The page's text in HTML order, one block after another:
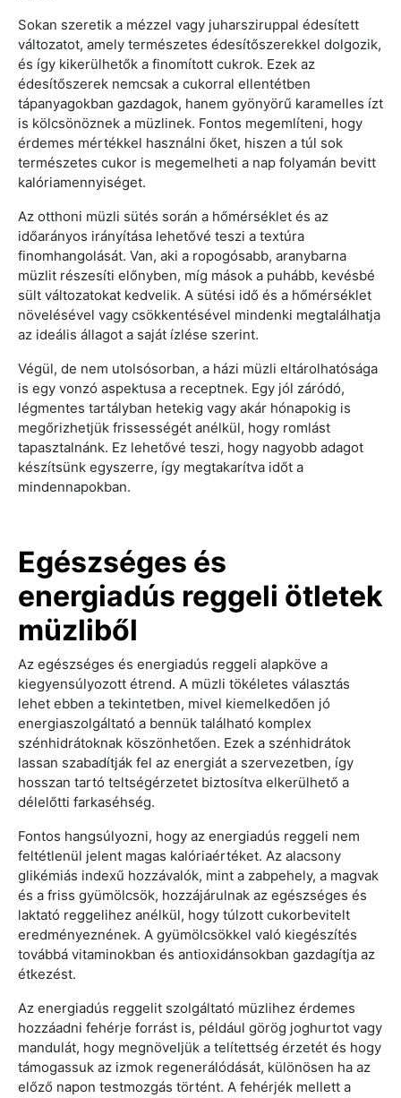
Sokan szeretik a mézzel vagy juharsziruppal édesített
változatot, amely természetes édesítőszerekkel dolgozik,
és így kikerülhetők a finomított cukrok. Ezek az
édesítőszerek nemcsak a cukorral ellentétben
tápanyagokban gazdagok, hanem gyönyörű karamelles ízt
is kölcsönöznek a müzlinek. Fontos megemlíteni, hogy
érdemes mértékkel használni őket, hiszen a túl sok
természetes cukor is megemelheti a nap folyamán bevitt
kalóriamennyiséget.
Az otthoni müzli sütés során a hőmérséklet és az
időarányos irányítása lehetővé teszi a textúra
finomhangolását. Van, aki a ropogósabb, aranybarna
müzlit részesíti előnyben, míg mások a puhább, kevésbé
sült változatokat kedvelik. A sütési idő és a hőmérséklet
növelésével vagy csökkentésével mindenki megtalálhatja
az ideális állagot a saját ízlése szerint.
Végül, de nem utolsósorban, a házi müzli eltárolhatósága
is egy vonzó aspektusa a receptnek. Egy jól záródó,
légmentes tartályban hetekig vagy akár hónapokig is
megőrizhetjük frissességét anélkül, hogy romlást
tapasztalnánk. Ez lehetővé teszi, hogy nagyobb adagot
készítsünk egyszerre, így megtakarítva időt a
mindennapokban.
Egészséges és
energiadús reggeli ötletek
müzliből
Az egészséges és energiadús reggeli alapköve a
kiegyensúlyozott étrend. A müzli tökéletes választás
lehet ebben a tekintetben, mivel kiemelkedően jó
energiaszolgáltató a bennük található komplex
szénhidrátoknak köszönhetően. Ezek a szénhidrátok
lassan szabadítják fel az energiát a szervezetben, így
hosszan tartó teltségérzetet biztosítva elkerülhető a
délelőtti farkaséhség.
Fontos hangsúlyozni, hogy az energiadús reggeli nem
feltétlenül jelent magas kalóriaértéket. Az alacsony
glikémiás indexű hozzávalók, mint a zabpehely, a magvak
és a friss gyümölcsök, hozzájárulnak az egészséges és
laktató reggelihez anélkül, hogy túlzott cukorbevitelt
eredményeznének. A gyümölcsökkel való kiegészítés
továbbá vitaminokban és antioxidánsokban gazdagítja az
étkezést.
Az energiadús reggelit szolgáltató müzlihez érdemes
hozzáadni fehérje forrást is, például görög joghurtot vagy
mandulát, hogy megnöveljük a telítettség érzetét és hogy
támogassuk az izmok regenerálódását, különösen ha az
előző napon testmozgás történt. A fehérjék mellett a